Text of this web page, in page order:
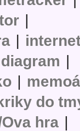
|
|
diagram |
|
do
hra |